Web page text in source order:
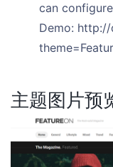
can
Demo:
主题图片预